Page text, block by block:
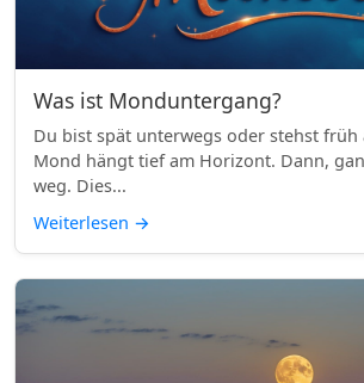
Was ist Monduntergang?
Du bist spät unterwegs oder stehst
Mond hängt tief am Horizont. Dann,
weg. Dies...
Weiterlesen →